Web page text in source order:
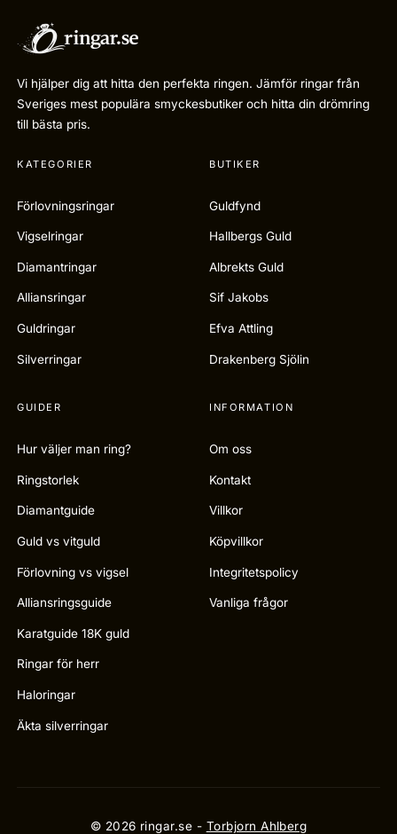
Vi hjälper dig att hitta den perfekta ringen. Jämför ringar från
Sveriges mest populära smyckesbutiker och hitta din drömring
till bästa pris.
KATEGORIER
Förlovningsringar
Vigselringar
Diamantringar
Alliansringar
Guldringar
Silverringar
BUTIKER
Guldfynd
Hallbergs Guld
Albrekts Guld
Sif Jakobs
Efva Attling
Drakenberg Sjölin
GUIDER
Hur väljer man ring?
Ringstorlek
Diamantguide
Guld vs vitguld
Förlovning vs vigsel
Alliansringsguide
Karatguide 18K guld
Ringar för herr
Haloringar
Äkta silverringar
INFORMATION
Om oss
Kontakt
Villkor
Köpvillkor
Integritetspolicy
Vanliga frågor
© 2026 ringar.se - Torbjorn Ahlberg